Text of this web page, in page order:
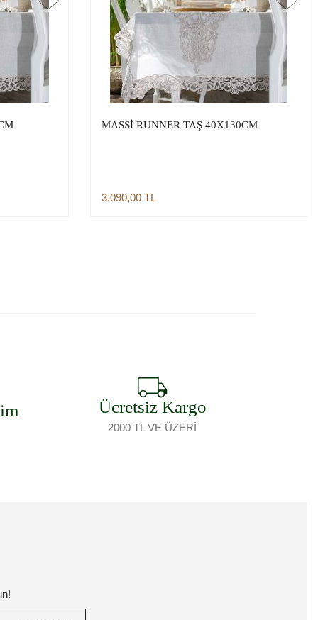
MASSİ RUNNER TAŞ 40X130CM
3.090,00 TL
Ücretsiz Kargo
2000 TL VE ÜZERİ